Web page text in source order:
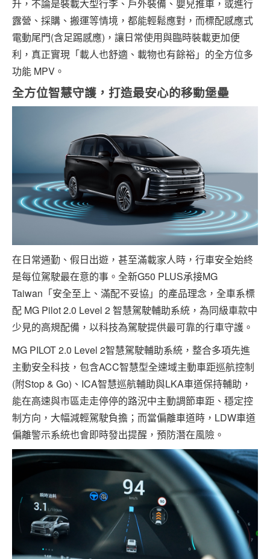
升，不論是裝載大型行李、戶外裝備、嬰兒推車，或進行
露營、採購、搬運等情境，都能輕鬆應對，而標配感應式
電動尾門(含足踢感應)，讓日常使用與臨時裝載更加便
利，真正實現「載人也舒適、載物也有餘裕」的全方位多
功能 MPV。
全方位智慧守護，打造最安心的移動堡壘
在日常通勤、假日出遊，甚至滿載家人時，行車安全始終
是每位駕駛最在意的事。全新G50 PLUS承接MG
Taiwan「安全至上、滿配不妥協」的產品理念，全車系標
配 MG Pilot 2.0 Level 2 智慧駕駛輔助系統，為同級車款中
少見的高規配備，以科技為駕駛提供最可靠的行車守護。
MG PILOT 2.0 Level 2智慧駕駛輔助系統，整合多項先進
主動安全科技，包含ACC智慧型全速域主動車距巡航控制
(附Stop & Go)、ICA智慧巡航輔助與LKA車道保持輔助，
能在高速與市區走走停停的路況中主動調節車距、穩定控
制方向，大幅減輕駕駛負擔；而當偏離車道時，LDW車道
偏離警示系統也會即時發出提醒，預防潛在風險。